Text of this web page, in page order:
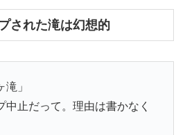
された滝は幻想的
」
中止だって。理由は書かなく